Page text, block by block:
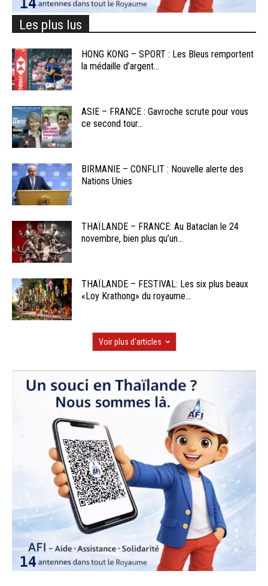
Les plus lus
HONG KONG – SPORT : Les Bleus remportent
la médaille d’argent...
ASIE – FRANCE : Gavroche scrute pour vous
ce second tour...
BIRMANIE – CONFLIT : Nouvelle alerte des
Nations Unies
THAÏLANDE – FRANCE: Au Bataclan le 24
novembre, bien plus qu’un...
THAÏLANDE – FESTIVAL: Les six plus beaux
«Loy Krathong» du royaume...
Voir plus d'articles